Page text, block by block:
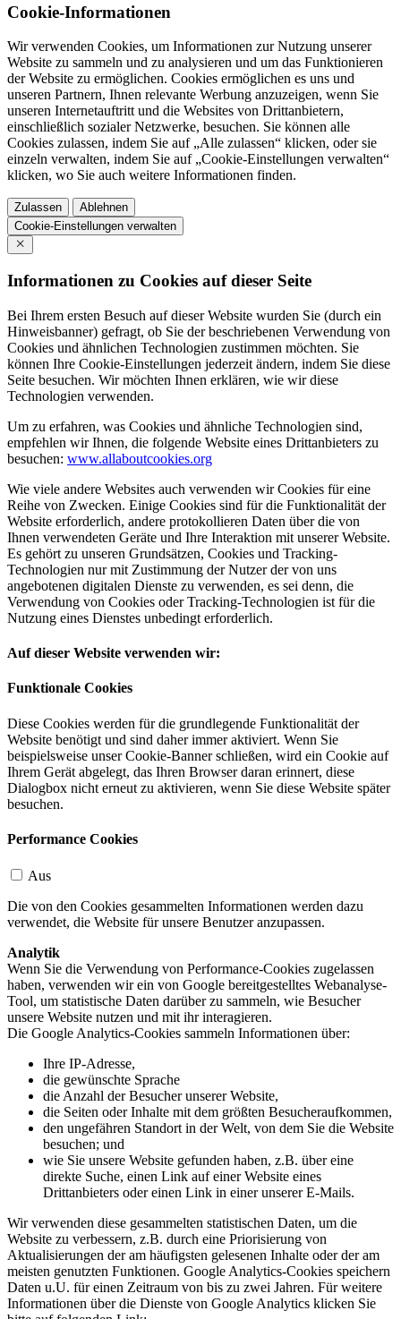
Cookie-Informationen
Wir verwenden Cookies, um Informationen zur Nutzung unserer
Website zu sammeln und zu analysieren und um das Funktionieren
der Website zu ermöglichen. Cookies ermöglichen es uns und
unseren Partnern, Ihnen relevante Werbung anzuzeigen, wenn Sie
unseren Internetauftritt und die Websites von Drittanbietern,
einschließlich sozialer Netzwerke, besuchen. Sie können alle
Cookies zulassen, indem Sie auf „Alle zulassen“ klicken, oder sie
einzeln verwalten, indem Sie auf „Cookie-Einstellungen verwalten“
klicken, wo Sie auch weitere Informationen finden.
Zulassen
Ablehnen
Cookie-Einstellungen verwalten
Informationen zu Cookies auf dieser Seite
Bei Ihrem ersten Besuch auf dieser Website wurden Sie (durch ein
Hinweisbanner) gefragt, ob Sie der beschriebenen Verwendung von
Cookies und ähnlichen Technologien zustimmen möchten. Sie
können Ihre Cookie-Einstellungen jederzeit ändern, indem Sie diese
Seite besuchen. Wir möchten Ihnen erklären, wie wir diese
Technologien verwenden.
Um zu erfahren, was Cookies und ähnliche Technologien sind,
empfehlen wir Ihnen, die folgende Website eines Drittanbieters zu
besuchen: www.allaboutcookies.org
Wie viele andere Websites auch verwenden wir Cookies für eine
Reihe von Zwecken. Einige Cookies sind für die Funktionalität der
Website erforderlich, andere protokollieren Daten über die von
Ihnen verwendeten Geräte und Ihre Interaktion mit unserer Website.
Es gehört zu unseren Grundsätzen, Cookies und Tracking-
Technologien nur mit Zustimmung der Nutzer der von uns
angebotenen digitalen Dienste zu verwenden, es sei denn, die
Verwendung von Cookies oder Tracking-Technologien ist für die
Nutzung eines Dienstes unbedingt erforderlich.
Auf dieser Website verwenden wir:
Funktionale Cookies
Diese Cookies werden für die grundlegende Funktionalität der
Website benötigt und sind daher immer aktiviert. Wenn Sie
beispielsweise unser Cookie-Banner schließen, wird ein Cookie auf
Ihrem Gerät abgelegt, das Ihren Browser daran erinnert, diese
Dialogbox nicht erneut zu aktivieren, wenn Sie diese Website später
besuchen.
Performance Cookies
Aus
Die von den Cookies gesammelten Informationen werden dazu
verwendet, die Website für unsere Benutzer anzupassen.
Analytik
Wenn Sie die Verwendung von Performance-Cookies zugelassen
haben, verwenden wir ein von Google bereitgestelltes Webanalyse-
Tool, um statistische Daten darüber zu sammeln, wie Besucher
unsere Website nutzen und mit ihr interagieren.
Die Google Analytics-Cookies sammeln Informationen über:
Ihre IP-Adresse,
die gewünschte Sprache
die Anzahl der Besucher unserer Website,
die Seiten oder Inhalte mit dem größten Besucheraufkommen,
den ungefähren Standort in der Welt, von dem Sie die Website
besuchen; und
wie Sie unsere Website gefunden haben, z.B. über eine
direkte Suche, einen Link auf einer Website eines
Drittanbieters oder einen Link in einer unserer E-Mails.
Wir verwenden diese gesammelten statistischen Daten, um die
Website zu verbessern, z.B. durch eine Priorisierung von
Aktualisierungen der am häufigsten gelesenen Inhalte oder der am
meisten genutzten Funktionen. Google Analytics-Cookies speichern
Daten u.U. für einen Zeitraum von bis zu zwei Jahren. Für weitere
Informationen über die Dienste von Google Analytics klicken Sie